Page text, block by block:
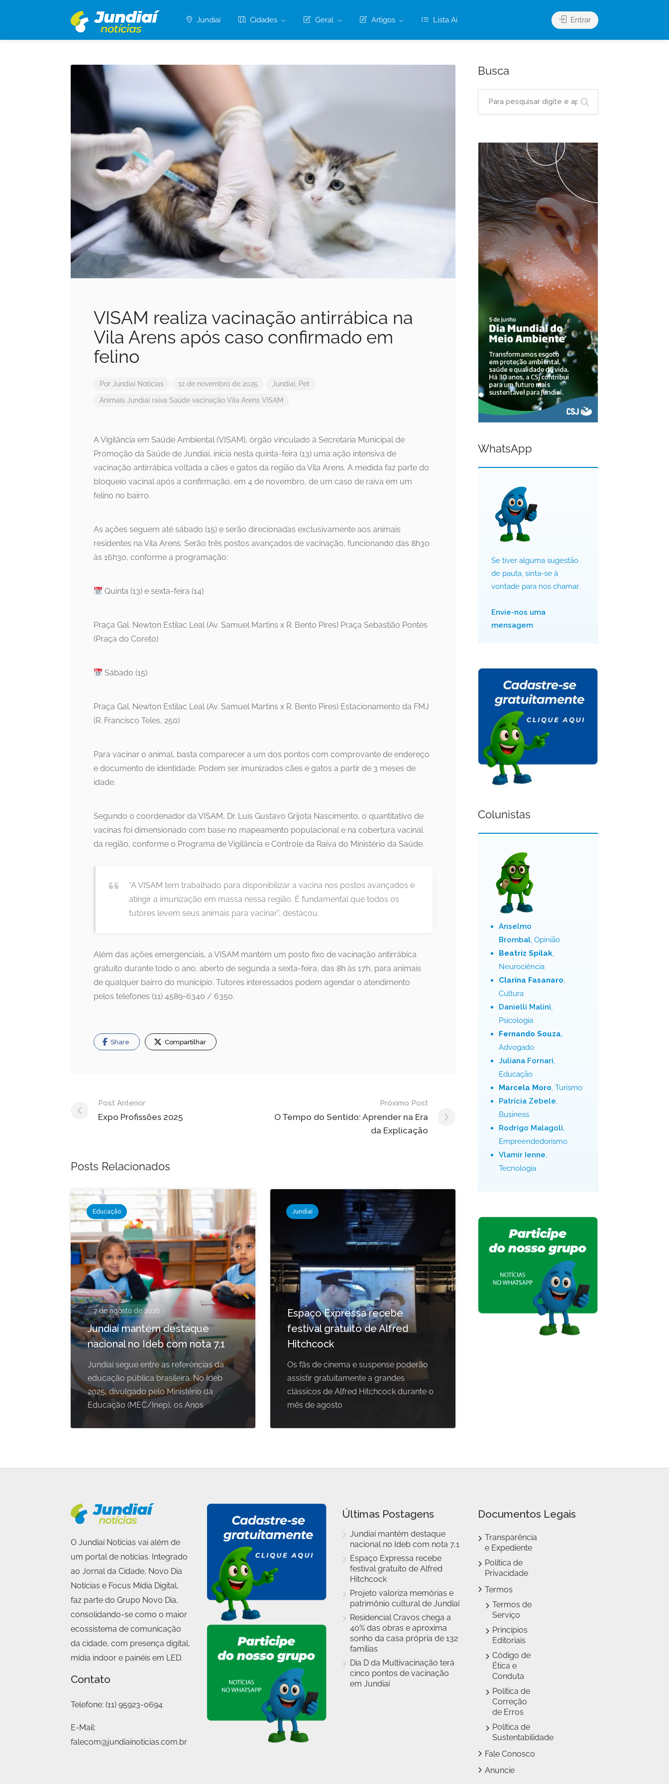
Jundiaí Cidades Geral Artigos Lista Aí Entrar
VISAM realiza vacinação antirrábica na
Vila Arens após caso confirmado em
felino
Por Jundiaí Notícias 12 de novembro de 2025 Jundiaí Pet
Animais Jundiaí raiva Saúde vacinação Vila Arens VISAM
A Vigilância em Saúde Ambiental (VISAM), órgão vinculado à Secretaria Municipal de
Promoção da Saúde de Jundiaí, inicia nesta quinta-feira (13) uma ação intensiva de
vacinação antirrábica voltada a cães e gatos da região da Vila Arens. A medida faz parte do
bloqueio vacinal após a confirmação, em 4 de novembro, de um caso de raiva em um
felino no bairro.
As ações seguem até sábado (15) e serão direcionadas exclusivamente aos animais
residentes na Vila Arens. Serão três postos avançados de vacinação, funcionando das 8h30
às 16h30, conforme a programação:
Quinta (13) e sexta-feira (14)
Praça Gal. Newton Estilac Leal (Av. Samuel Martins x R. Bento Pires) Praça Sebastião Pontes
(Praça do Coreto)
Sábado (15)
Praça Gal. Newton Estilac Leal (Av. Samuel Martins x R. Bento Pires) Estacionamento da FMJ
(R. Francisco Teles, 250)
Para vacinar o animal, basta comparecer a um dos pontos com comprovante de endereço
e documento de identidade. Podem ser imunizados cães e gatos a partir de 3 meses de
idade.
Segundo o coordenador da VISAM, Dr. Luis Gustavo Grijota Nascimento, o quantitativo de
vacinas foi dimensionado com base no mapeamento populacional e na cobertura vacinal
da região, conforme o Programa de Vigilância e Controle da Raiva do Ministério da Saúde.
“A VISAM tem trabalhado para disponibilizar a vacina nos postos avançados e
atingir a imunização em massa nessa região. É fundamental que todos os
tutores levem seus animais para vacinar”, destacou.
Além das ações emergenciais, a VISAM mantém um posto fixo de vacinação antirrábica
gratuito durante todo o ano, aberto de segunda a sexta-feira, das 8h às 17h, para animais
de qualquer bairro do município. Tutores interessados podem agendar o atendimento
pelos telefones (11) 4589-6340 / 6350.
Share Compartilhar
Navegação
Post Anterior
Expo Profissões 2025
Próximo Post
O Tempo do Sentido: Aprender na Era
da Explicação
Posts Relacionados
Educação
7 de agosto de 2026
Jundiaí mantém destaque
nacional no Ideb com nota 7,1
Jundiaí segue entre as referências da
educação pública brasileira. No Ideb
2025, divulgado pelo Ministério da
Educação (MEC/Inep), os Anos
Jundiaí
Espaço Expressa recebe
festival gratuito de Alfred
Hitchcock
Os fãs de cinema e suspense poderão
assistir gratuitamente a grandes
clássicos de Alfred Hitchcock durante o
mês de agosto
Busca
WhatsApp
Se tiver alguma sugestão
de pauta, sinta-se à
vontade para nos chamar.
Envie-nos uma
mensagem
Colunistas
Anselmo
Brombal, Opinião
Beatriz Spilak,
Neurociência
Clarina Fasanaro,
Cultura
Danielli Malini,
Psicologia
Fernando Souza,
Advogado
Juliana Fornari,
Educação
Marcela Moro, Turismo
Patrícia Zebele,
Business
Rodrigo Malagoli,
Empreendedorismo
Vlamir Ienne,
Tecnologia
O Jundiaí Notícias vai além de
um portal de notícias. Integrado
ao Jornal da Cidade, Novo Dia
Notícias e Focus Mídia Digital,
faz parte do Grupo Novo Dia,
consolidando-se como o maior
ecossistema de comunicação
da cidade, com presença digital,
mídia indoor e painéis em LED.
Contato
Telefone: (11) 95923-0694
E-Mail:
falecom@jundiainoticias.com.br
Últimas Postagens
Jundiaí mantém destaque
nacional no Ideb com nota 7,1
Espaço Expressa recebe
festival gratuito de Alfred
Hitchcock
Projeto valoriza memórias e
patrimônio cultural de Jundiaí
Residencial Cravos chega a
40% das obras e aproxima
sonho da casa própria de 132
famílias
Dia D da Multivacinação terá
cinco pontos de vacinação
em Jundiaí
Documentos Legais
Transparência
e Expediente
Política de
Privacidade
Termos
Termos de
Serviço
Princípios
Editoriais
Código de
Ética e
Conduta
Política de
Correção
de Erros
Política de
Sustentabilidade
Fale Conosco
Anuncie